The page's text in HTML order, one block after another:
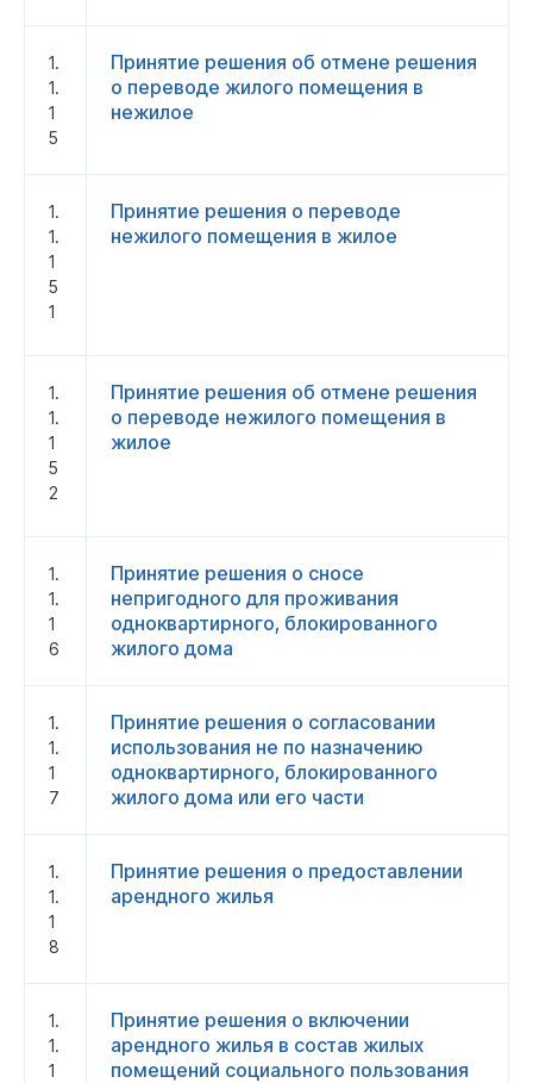
1.
1.
1
5
Принятие решения об отмене решения
о переводе жилого помещения в
нежилое
1.
1.
1
5
1
Принятие решения о переводе
нежилого помещения в жилое
1.
1.
1
5
2
Принятие решения об отмене решения
о переводе нежилого помещения в
жилое
1.
1.
1
6
Принятие решения о сносе
непригодного для проживания
одноквартирного, блокированного
жилого дома
1.
1.
1
7
Принятие решения о согласовании
использования не по назначению
одноквартирного, блокированного
жилого дома или его части
1.
1.
1
8
Принятие решения о предоставлении
арендного жилья
1.
1.
1
Принятие решения о включении
арендного жилья в состав жилых
помещений социального пользования